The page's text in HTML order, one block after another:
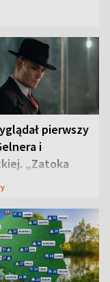
pierwszy
i
„Zatoka
od razu ich